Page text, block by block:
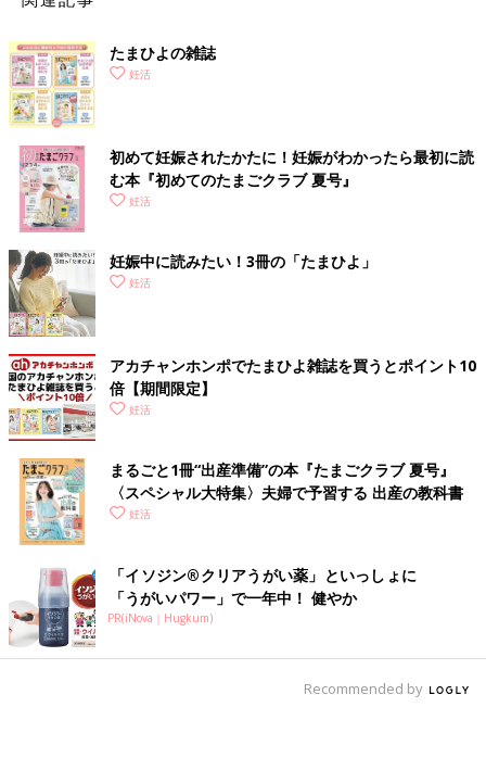
※竹内さんのインスタグラム (@yoshie0takeuchi)より
●竹内由恵「静岡は自然がたくさんあるので、週末は夫と一緒に
ドライブに行って、自然の中でストレスフリーな時間を楽しみま
した。子どもが生まれたらなかなか夫婦の時間が持てなくなると
聞きますから、妊娠中に2人で過ごす時間をたくさん持てたこと
妊活を経てのマタニティライフで、ご主人に対する思いにも少し
変化があったといいます。
●竹内由恵「夫に対して、『一緒に家庭を築いてくれる仲間』と
思えるようになりました。妊活〜妊娠中は悩むことや不安に思う
ことも多く、それを共有できるのは夫しかいません。そのことを
実感したし、チームの仲間として支えてくれたことで夫への信頼
感も深まりました」
妊活中の休日はゆったり、のんびり。夫とドライブに出か
けたり、静岡のカフェ巡りを楽しんだりしました
たまひよの雑誌
妊活
初めて妊娠されたかたに！妊娠がわかったら最初に読
む本『初めてのたまごクラブ 夏号』
妊活
妊娠中に読みたい！3冊の「たまひよ」
妊活
アカチャンホンポでたまひよ雑誌を買うとポイント10
倍【期間限定】
妊活
まるごと1冊“出産準備”の本『たまごクラブ 夏号』
〈スペシャル大特集〉夫婦で予習する 出産の教科書
妊活
「イソジン®クリアうがい薬」といっしょに
「うがいパワー」で一年中！ 健やか
PR(iNova｜Hugkum)
Recommended by